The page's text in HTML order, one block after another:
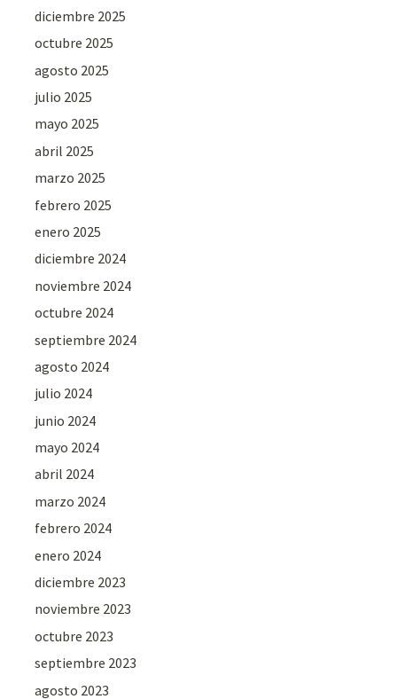
diciembre 2025
octubre 2025
agosto 2025
julio 2025
mayo 2025
abril 2025
marzo 2025
febrero 2025
enero 2025
diciembre 2024
noviembre 2024
octubre 2024
septiembre 2024
agosto 2024
julio 2024
junio 2024
mayo 2024
abril 2024
marzo 2024
febrero 2024
enero 2024
diciembre 2023
noviembre 2023
octubre 2023
septiembre 2023
agosto 2023